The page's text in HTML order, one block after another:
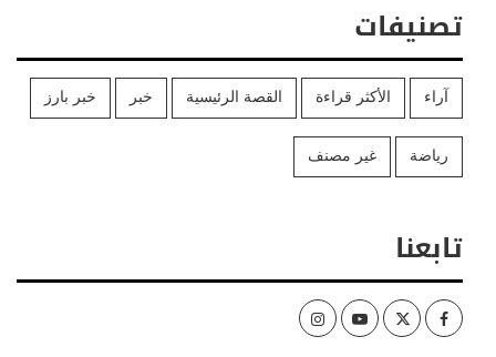
تصنيفات
آراء الأكثر قراءة القصة الرئيسية خبر خبر بارز
رياضة غير مصنف
تابعنا
Facebook
Twitter
Youtube
Instagram